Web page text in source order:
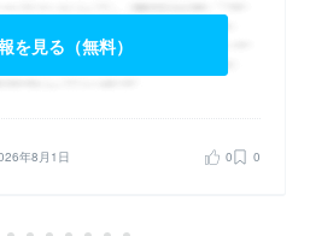
を見る（無料）
年8月1日 0 0